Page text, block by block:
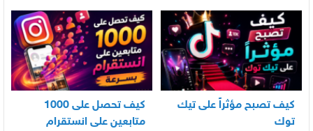
الأندرويد
كيف تصبح مؤثراً على تيك
توك
كيف تحصل على 1000
متابعين على انستقرام